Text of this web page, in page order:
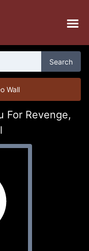
Search
Wall
For Revenge,